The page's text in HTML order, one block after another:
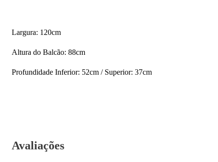
Largura: 120cm
Altura do Balcão: 88cm
Profundidade Inferior: 52cm / Superior: 37cm
Avaliações